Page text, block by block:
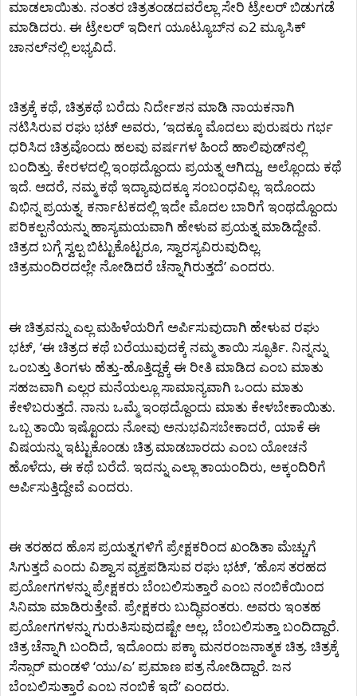
ಮಾಡಲಾಯಿತು. ನಂತರ ಚಿತ್ರತಂಡದವರೆಲ್ಲಾ ಸೇರಿ ಟ್ರೇಲರ್ ಬಿಡುಗಡೆ
ಮಾಡಿದರು. ಈ ಟ್ರೇಲರ್ ಇದೀಗ ಯೂಟ್ಯೂಬ್‍ನ ಎ2 ಮ್ಯೂಸಿಕ್‍
ಚಾನಲ್‍ನಲ್ಲಿ ಲಭ್ಯವಿದೆ.
ಚಿತ್ರಕ್ಕೆ ಕಥೆ, ಚಿತ್ರಕಥೆ ಬರೆದು ನಿರ್ದೇಶನ ಮಾಡಿ ನಾಯಕನಾಗಿ
ನಟಿಸಿರುವ ರಘು ಭಟ್‍ ಅವರು, ‘ಇದಕ್ಕೂ ಮೊದಲು ಪುರುಷರು ಗರ್ಭ
ಧರಿಸಿದ ಚಿತ್ರವೊಂದು ಹಲವು ವರ್ಷಗಳ ಹಿಂದೆ ಹಾಲಿವುಡ್‍ನಲ್ಲಿ
ಬಂದಿತ್ತು. ಕೇರಳದಲ್ಲಿ ಇಂಥದ್ದೊಂದು ಪ್ರಯತ್ನ ಆಗಿದ್ದು, ಅಲ್ಲೊಂದು ಕಥೆ
ಇದೆ. ಆದರೆ, ನಮ್ಮ ಕಥೆ ಇದ್ಯಾವುದಕ್ಕೂ ಸಂಬಂಧವಿಲ್ಲ. ಇದೊಂದು
ವಿಭಿನ್ನ ಪ್ರಯತ್ನ. ಕರ್ನಾಟಕದಲ್ಲಿ ಇದೇ ಮೊದಲ ಬಾರಿಗೆ ಇಂಥದ್ದೊಂದು
ಪರಿಕಲ್ಪನೆಯನ್ನು ಹಾಸ್ಯಮಯವಾಗಿ ಹೇಳುವ ಪ್ರಯತ್ನ ಮಾಡಿದ್ದೇವೆ.
ಚಿತ್ರದ ಬಗ್ಗೆ ಸ್ವಲ್ಪ ಬಿಟ್ಟುಕೊಟ್ಟರೂ, ಸ್ವಾರಸ್ಯವಿರುವುದಿಲ್ಲ.
ಚಿತ್ರಮಂದಿರದಲ್ಲೇ ನೋಡಿದರೆ ಚೆನ್ನಾಗಿರುತ್ತದೆ’ ಎಂದರು.
ಈ ಚಿತ್ರವನ್ನು ಎಲ್ಲ ಮಹಿಳೆಯರಿಗೆ ಅರ್ಪಿಸುವುದಾಗಿ ಹೇಳುವ ರಘು
ಭಟ್‍, ‘ಈ ಚಿತ್ರದ ಕಥೆ ಬರೆಯುವುದಕ್ಕೆ ನಮ್ಮ ತಾಯಿ ಸ್ಫೂರ್ತಿ. ನಿನ್ನನ್ನು
ಒಂಬತ್ತು ತಿಂಗಳು ಹೆತ್ತು-ಹೊತ್ತಿದ್ದಕ್ಕೆ ಈ ರೀತಿ ಮಾಡಿದ ಎಂಬ ಮಾತು
ಸಹಜವಾಗಿ ಎಲ್ಲರ ಮನೆಯಲ್ಲೂ ಸಾಮಾನ್ಯವಾಗಿ ಒಂದು ಮಾತು
ಕೇಳಿಬರುತ್ತದೆ. ನಾನು ಒಮ್ಮೆ ಇಂಥದ್ದೊಂದು ಮಾತು ಕೇಳಬೇಕಾಯಿತು.
ಒಬ್ಬ ತಾಯಿ ಇಷ್ಟೊಂದು ನೋವು ಅನುಭವಿಸಬೇಕಾದರೆ, ಯಾಕೆ ಈ
ವಿಷಯನ್ನು ಇಟ್ಟುಕೊಂಡು ಚಿತ್ರ ಮಾಡಬಾರದು ಎಂಬ ಯೋಚನೆ
ಹೊಳೆದು, ಈ ಕಥೆ ಬರೆದೆ. ಇದನ್ನು ಎಲ್ಲಾ ತಾಯಂದಿರು, ಅಕ್ಕಂದಿರಿಗೆ
ಅರ್ಪಿಸುತ್ತಿದ್ದೇವೆ ಎಂದರು.
ಈ ತರಹದ ಹೊಸ ಪ್ರಯತ್ನಗಳಿಗೆ ಪ್ರೇಕ್ಷಕರಿಂದ ಖಂಡಿತಾ ಮೆಚ್ಚುಗೆ
ಸಿಗುತ್ತದೆ ಎಂದು ವಿಶ್ವಾಸ ವ್ಯಕ್ತಪಡಿಸುವ ರಘು ಭಟ್‍, ‘ಹೊಸ ತರಹದ
ಪ್ರಯೋಗಗಳನ್ನು ಪ್ರೇಕ್ಷಕರು ಬೆಂಬಲಿಸುತ್ತಾರೆ ಎಂಬ ನಂಬಿಕೆಯಿಂದ
ಸಿನಿಮಾ ಮಾಡಿರುತ್ತೇವೆ. ಪ್ರೇಕ್ಷಕರು ಬುದ್ಧಿವಂತರು. ಅವರು ಇಂತಹ
ಪ್ರಯೋಗಗಳನ್ನು ಗುರುತಿಸುವುದಷ್ಟೇ ಅಲ್ಲ, ಬೆಂಬಲಿಸುತ್ತಾ ಬಂದಿದ್ದಾರೆ.
ಚಿತ್ರ ಚೆನ್ನಾಗಿ ಬಂದಿದೆ, ಇದೊಂದು ಪಕ್ಕಾ ಮನರಂಜನಾತ್ಮಕ ಚಿತ್ರ. ಚಿತ್ರಕ್ಕೆ
ಸೆನ್ಸಾರ್ ಮಂಡಳಿ ‘ಯು/ಎ’ ಪ್ರಮಾಣ ಪತ್ರ ನೋಡಿದ್ದಾರೆ. ಜನ
ಬೆಂಬಲಿಸುತ್ತಾರೆ ಎಂಬ ನಂಬಿಕೆ ಇದೆ’ ಎಂದರು.